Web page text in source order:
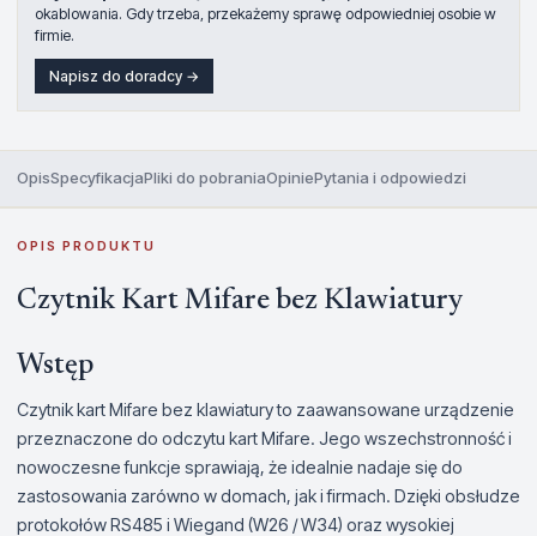
okablowania. Gdy trzeba, przekażemy sprawę odpowiedniej osobie w
firmie.
Napisz do doradcy →
OpisSpecyfikacjaPliki do pobraniaOpiniePytania i odpowiedzi
OPIS PRODUKTU
Czytnik Kart Mifare bez Klawiatury
Wstęp
Czytnik kart Mifare bez klawiatury to zaawansowane urządzenie
przeznaczone do odczytu kart Mifare. Jego wszechstronność i
nowoczesne funkcje sprawiają, że idealnie nadaje się do
zastosowania zarówno w domach, jak i firmach. Dzięki obsłudze
protokołów RS485 i Wiegand (W26 / W34) oraz wysokiej